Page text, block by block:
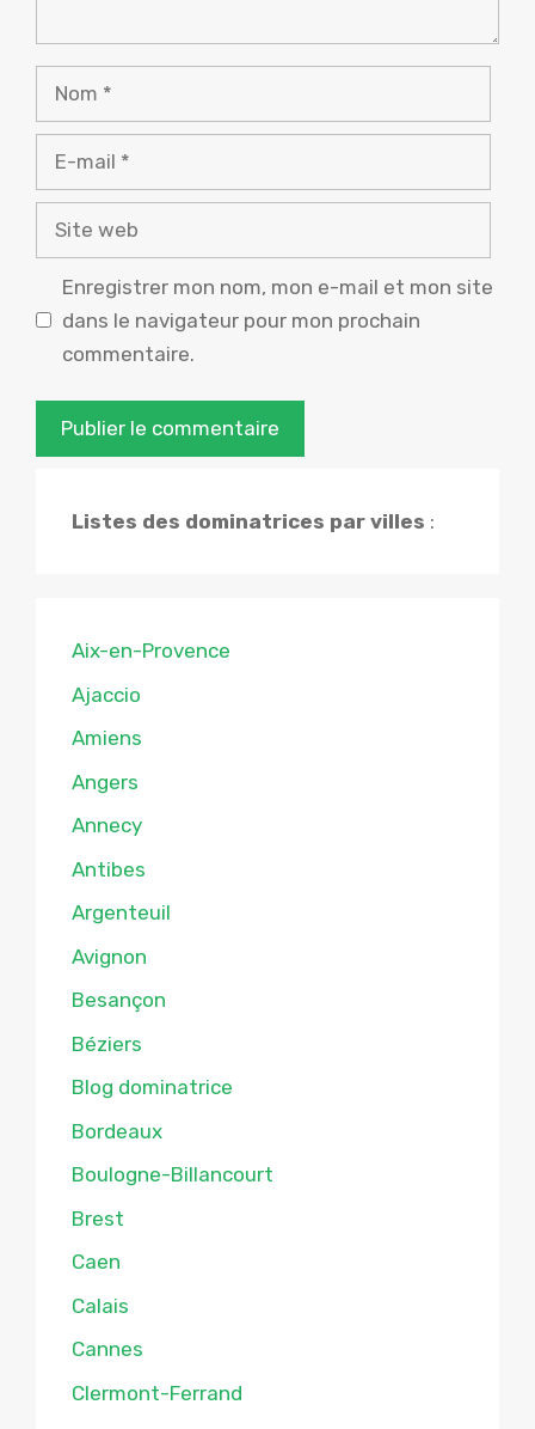
Nom
Site
Enregistrer mon nom, mon e-mail et mon site
dans le navigateur pour mon prochain
commentaire.
Listes des dominatrices par villes :
Aix-en-Provence
Ajaccio
Amiens
Angers
Annecy
Antibes
Argenteuil
Avignon
Besançon
Béziers
Blog dominatrice
Bordeaux
Boulogne-Billancourt
Brest
Caen
Calais
Cannes
Clermont-Ferrand